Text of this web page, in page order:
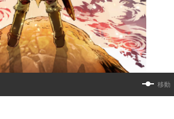
移動